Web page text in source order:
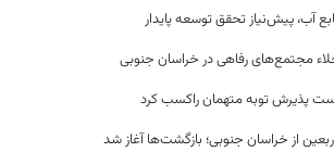
آب، پیش‌نیاز تحقق توسعه پایدار
مجتمع‌های رفاهی در خراسان جنوبی
پذیرش توبه متهمان راکسب کرد